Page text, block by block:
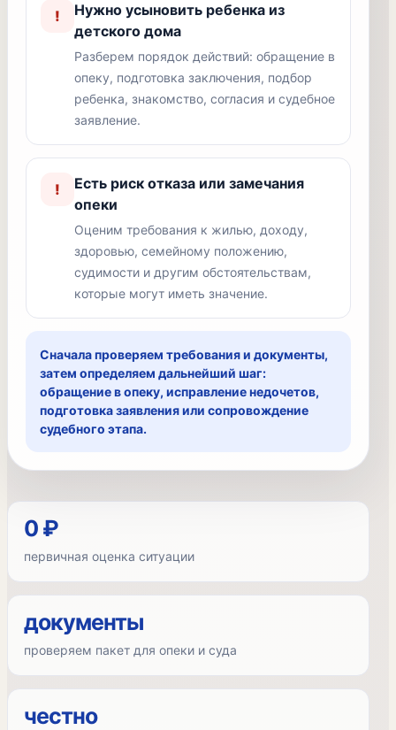
!
Нужно усыновить ребенка из
детского дома
Разберем порядок действий: обращение в
опеку, подготовка заключения, подбор
ребенка, знакомство, согласия и судебное
заявление.
!
Есть риск отказа или замечания
опеки
Оценим требования к жилью, доходу,
здоровью, семейному положению,
судимости и другим обстоятельствам,
которые могут иметь значение.
Сначала проверяем требования и документы,
затем определяем дальнейший шаг:
обращение в опеку, исправление недочетов,
подготовка заявления или сопровождение
судебного этапа.
0 ₽
первичная оценка ситуации
документы
проверяем пакет для опеки и суда
честно